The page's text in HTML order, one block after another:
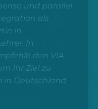
und parallel
als
in
In
den VIA
Ihr Ziel zu
in Deutschland